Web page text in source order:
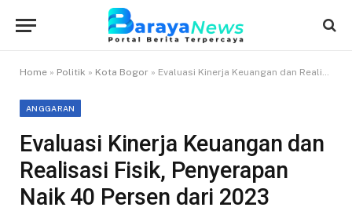
Home » Politik » Kota Bogor » Evaluasi Kinerja Keuangan dan Realisasi Fisik, Penyerapan Naik 40 Persen dari 2023
ANGGARAN
Evaluasi Kinerja Keuangan dan
Realisasi Fisik, Penyerapan
Naik 40 Persen dari 2023